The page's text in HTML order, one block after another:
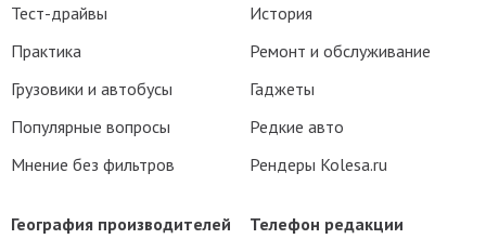
Телефон редакции
Тест-драйвы
Практика
Грузовики и автобусы
Популярные вопросы
Мнение без фильтров
История
Ремонт и обслуживание
Гаджеты
Редкие авто
Рендеры Kolesa.ru
География производителей